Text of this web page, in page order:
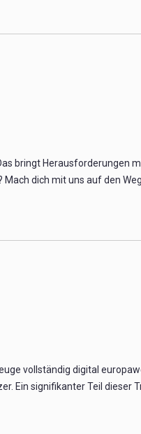
bringt Herausforderungen
dich mit uns auf den
vollständig digital
Ein signifikanter Teil dieser